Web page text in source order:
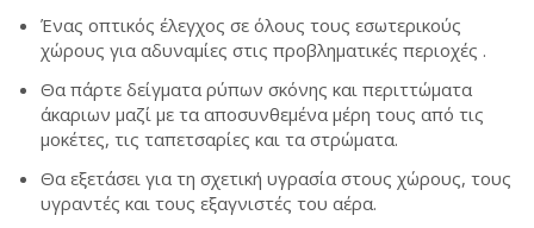
Ένας οπτικός έλεγχος σε όλους τους εσωτερικούς
χώρους για αδυναμίες στις προβληματικές περιοχές .
Θα πάρτε δείγματα ρύπων σκόνης και περιττώματα
άκαριων μαζί με τα αποσυνθεμένα μέρη τους από τις
μοκέτες, τις ταπετσαρίες και τα στρώματα.
Θα εξετάσει για τη σχετική υγρασία στους χώρους, τους
υγραντές και τους εξαγνιστές του αέρα.